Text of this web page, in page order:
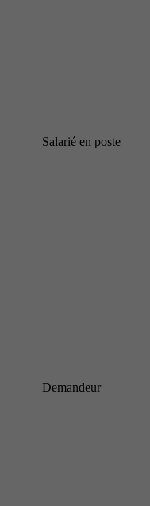
Salarié en poste
Demandeur